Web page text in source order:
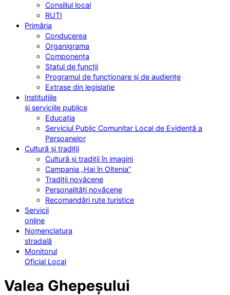
Consiliul local
RUTI
Primăria
Conducerea
Organigrama
Componența
Statul de funcții
Programul de funcționare și de audiențe
Extrase din legislație
Instituțiile
și serviciile publice
Educația
Serviciul Public Comunitar Local de Evidență a
Persoanelor
Cultură și tradiții
Cultură și tradiții în imagini
Campania „Hai în Oltenia”
Tradiții novăcene
Personalități novăcene
Recomandări rute turistice
Servicii
online
Nomenclatura
stradală
Monitorul
Oficial Local
Valea Ghepeșului